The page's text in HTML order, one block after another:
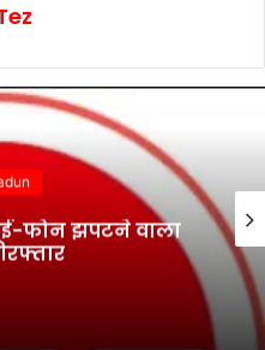
स्वैच्छिक रक्तदान
ने किया रक्तदान